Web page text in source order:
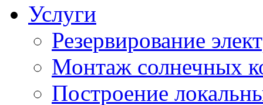
Услуги
Резервирование
Монтаж солнечных
Построение